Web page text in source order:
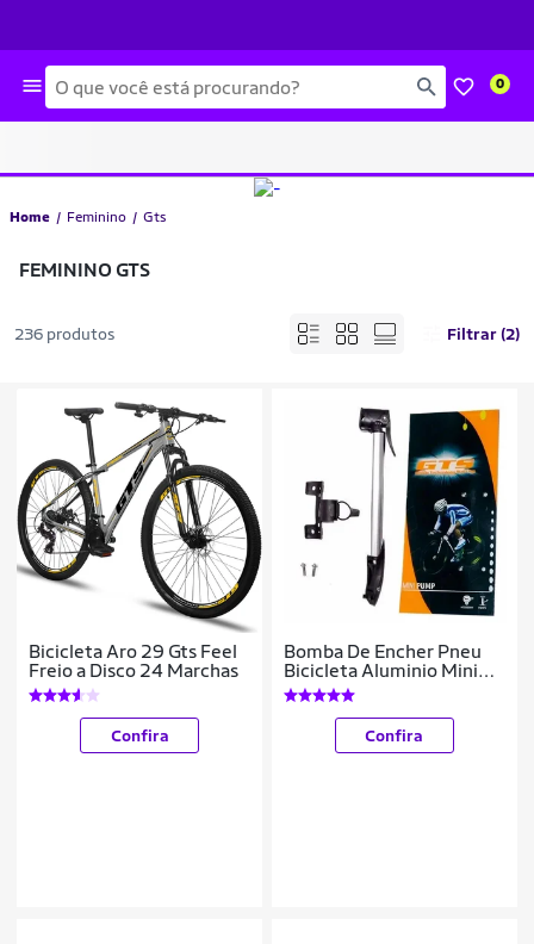
Busca 0
Home Feminino Gts
FEMININO GTS
236 produtos Filtrar (2)
Bicicleta Aro 29 Gts Feel
Freio a Disco 24 Marchas
Confira
Bomba De Encher Pneu
Bicicleta Aluminio Mini
Pump Gts
Confira